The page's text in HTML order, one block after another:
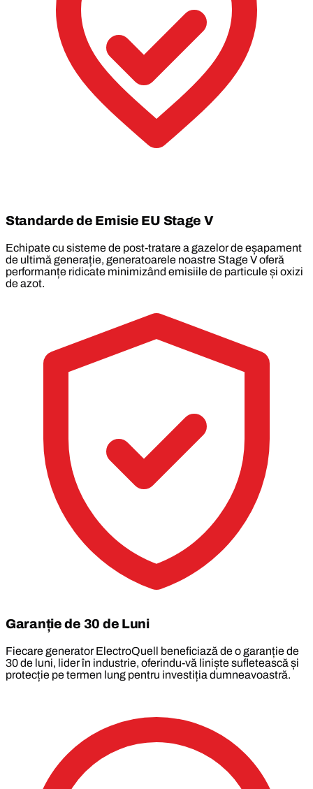
Standarde de Emisie EU Stage V
Echipate cu sisteme de post-tratare a gazelor de eșapament
de ultimă generație, generatoarele noastre Stage V oferă
performanțe ridicate minimizând emisiile de particule și oxizi
de azot.
Garanție de 30 de Luni
Fiecare generator ElectroQuell beneficiază de o garanție de
30 de luni, lider în industrie, oferindu-vă liniște sufletească și
protecție pe termen lung pentru investiția dumneavoastră.